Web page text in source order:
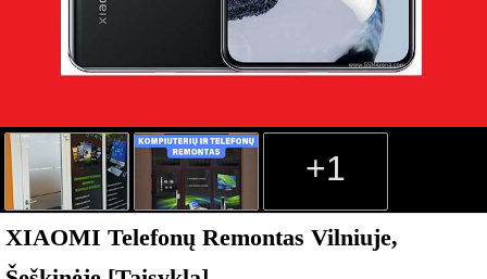
+1
XIAOMI Telefonų Remontas Vilniuje,